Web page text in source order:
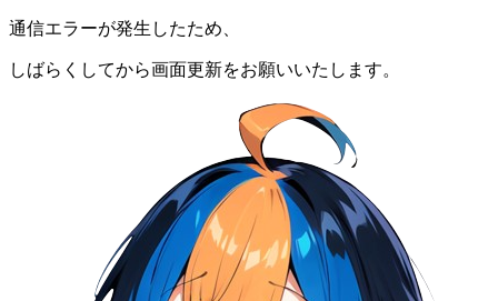
通信エラーが発生したため、
しばらくしてから画面更新をお願いいたします。